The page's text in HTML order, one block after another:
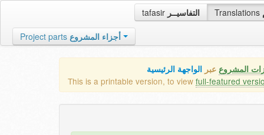
tafasir التفاسيــر Translations
Project parts أجزاء المشروع
المشروع عبر الواجهة الرئيسية
This is a printable version, to view full-featured